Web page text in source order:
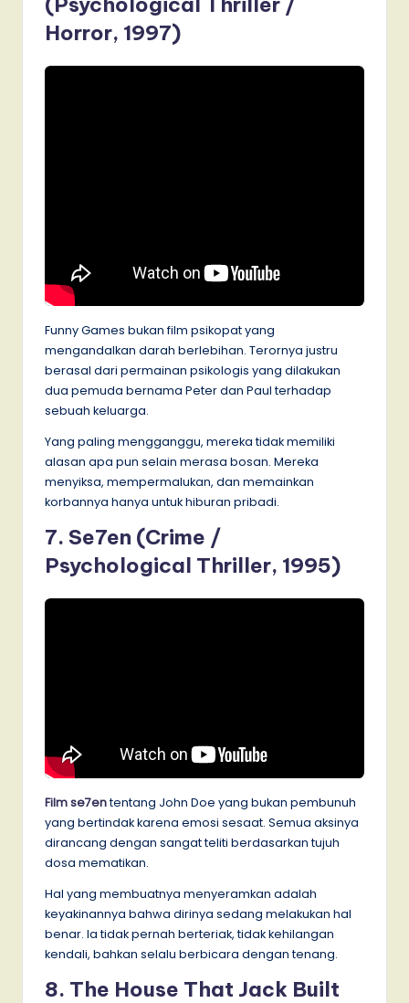
Horror, 1997)
Funny Games bukan film psikopat yang
mengandalkan darah berlebihan. Terornya justru
berasal dari permainan psikologis yang dilakukan
dua pemuda bernama Peter dan Paul terhadap
sebuah keluarga.
Yang paling mengganggu, mereka tidak memiliki
alasan apa pun selain merasa bosan. Mereka
menyiksa, mempermalukan, dan memainkan
korbannya hanya untuk hiburan pribadi.
7. Se7en (Crime /
Psychological Thriller, 1995)
Film se7ententang John Doe yang bukan pembunuh
yang bertindak karena emosi sesaat. Semua aksinya
dirancang dengan sangat teliti berdasarkan tujuh
dosa mematikan.
Hal yang membuatnya menyeramkan adalah
keyakinannya bahwa dirinya sedang melakukan hal
benar. Ia tidak pernah berteriak, tidak kehilangan
kendali, bahkan selalu berbicara dengan tenang.
8. The House That Jack Built